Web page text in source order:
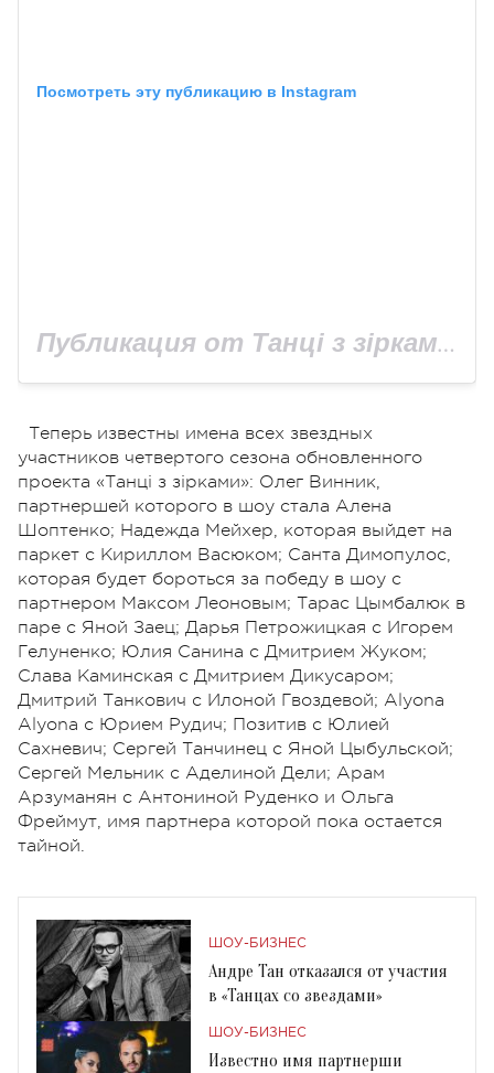
Посмотреть эту публикацию в Instagram
Публикация от Танці з зірками на 1+1 (@tanci1plus1)
Теперь известны имена всех звездных
участников четвертого сезона обновленного
проекта «Танці з зірками»: Олег Винник,
партнершей которого в шоу стала Алена
Шоптенко; Надежда Мейхер, которая выйдет на
паркет с Кириллом Васюком; Санта Димопулос,
которая будет бороться за победу в шоу с
партнером Максом Леоновым; Тарас Цымбалюк в
паре с Яной Заец; Дарья Петрожицкая с Игорем
Гелуненко; Юлия Санина с Дмитрием Жуком;
Слава Каминская с Дмитрием Дикусаром;
Дмитрий Танкович с Илоной Гвоздевой; Alyona
Alyona с Юрием Рудич; Позитив с Юлией
Сахневич; Сергей Танчинец с Яной Цыбульской;
Сергей Мельник с Аделиной Дели; Арам
Арзуманян с Антониной Руденко и Ольга
Фреймут, имя партнера которой пока остается
тайной.
ШОУ-БИЗНЕС
Андре Тан отказался от участия
в «Танцах со звездами»
ШОУ-БИЗНЕС
Известно имя партнерши